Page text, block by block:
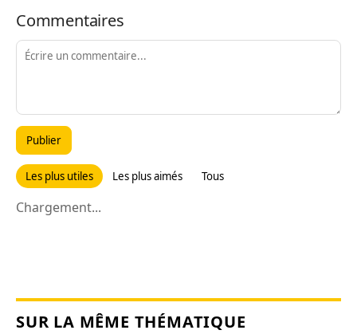
Commentaires
Publier
Les plus utiles Les plus aimés Tous
Chargement...
SUR LA MÊME THÉMATIQUE